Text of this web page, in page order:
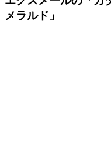
メラルド」